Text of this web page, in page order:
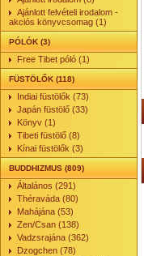
Ajánlott felvételi irodalom -
akciós könyvcsomag (1)
PÓLÓK (3)
Free Tibet póló (1)
FÜSTÖLŐK (118)
Indiai füstölők (73)
Japán füstölő (33)
Könyv (1)
Tibeti füstölő (8)
Kínai füstölők (3)
BUDDHIZMUS (809)
Általános (291)
Théraváda (80)
Mahájána (53)
Zen/Csan (138)
Vadzsrajána (362)
Dzogchen (78)